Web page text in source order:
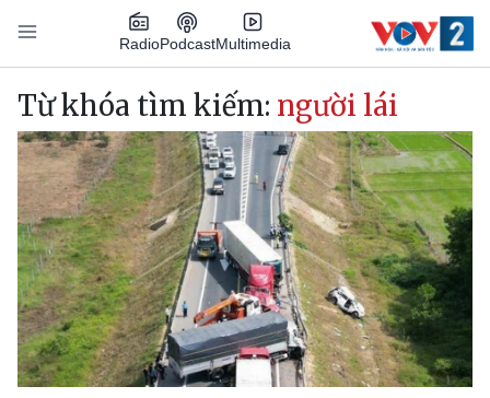
Nhảy đến nội dung
RadioPodcastMultimedia
Main navigation
Từ khóa tìm kiếm: người lái